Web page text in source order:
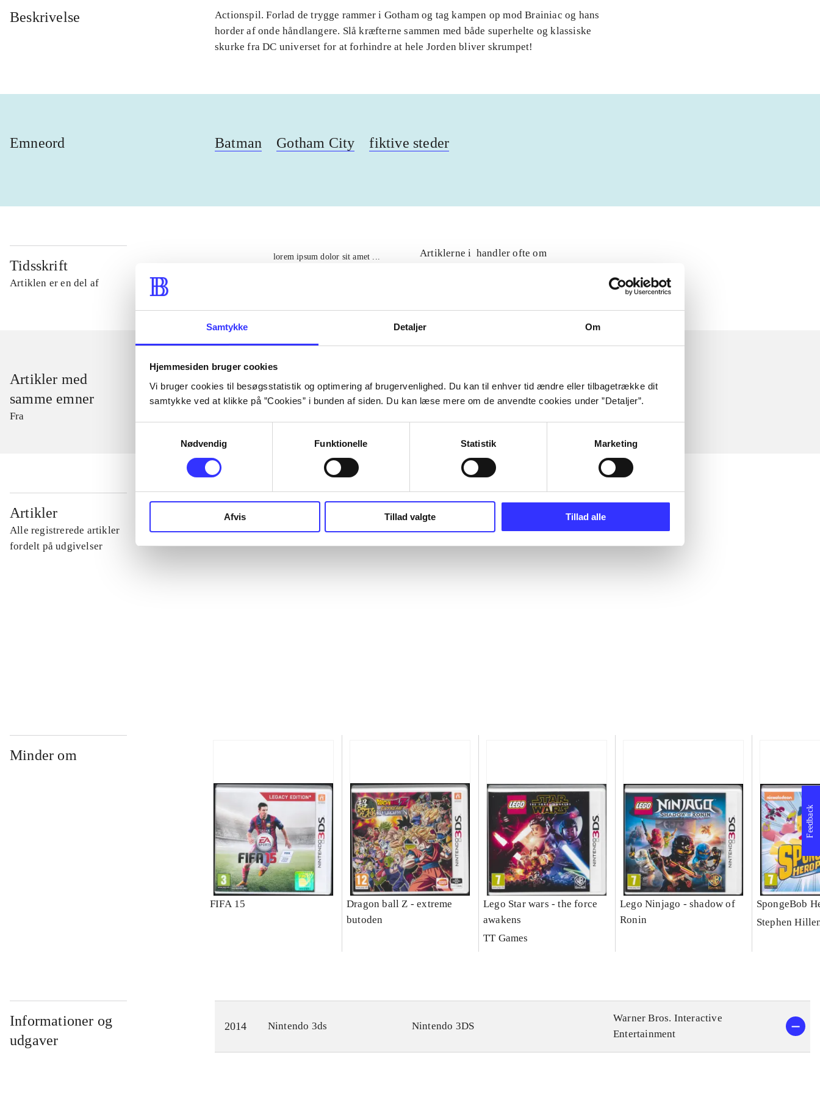
Samtykke Detaljer Om
Hjemmesiden bruger cookies
Vi bruger cookies til besøgsstatistik og optimering af brugervenlighed. Du kan til enhver tid ændre eller tilbagetrække dit
samtykke ved at klikke på ”Cookies” i bunden af siden. Du kan læse mere om de anvendte cookies under ”Detaljer”.
Nødvendig
Funktionelle Statistik Marketing
Afvis Tillad valgte Tillad alle
Beskrivelse
Actionspil. Forlad de trygge rammer i Gotham og tag kampen op mod Brainiac og hans
horder af onde håndlangere. Slå kræfterne sammen med både superhelte og klassiske
skurke fra DC universet for at forhindre at hele Jorden bliver skrumpet!
Emneord Batman Gotham City fiktive steder
Tidsskrift
Artiklen er en del af
lorem ipsum dolor sit amet ...
Artiklerne i handler ofte om
Artikler med
samme emner
Fra
Artikler
Alle registrerede artikler
fordelt på udgivelser
...
...
Minder om
FIFA 15
Dragon ball Z - extreme
butoden
Lego Star wars - the force
awakens
TT Games
Lego Ninjago - shadow of
Ronin
SpongeBob
Stephen
Informationer og
udgaver
2014 Nintendo 3ds Nintendo 3DS
Warner Bros. Interactive
Entertainment
Feedback